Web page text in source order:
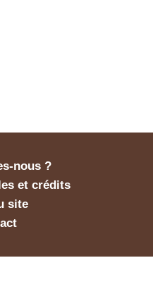
nous ?
et crédits
site